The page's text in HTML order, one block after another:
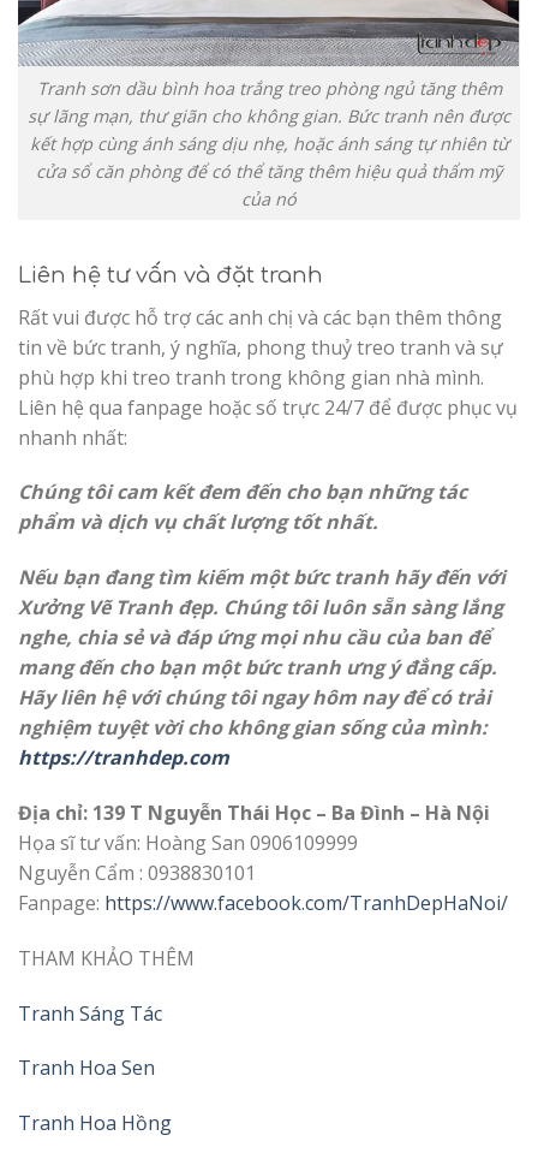
Tranh sơn dầu bình hoa trắng treo phòng ngủ tăng thêm
sự lãng mạn, thư giãn cho không gian. Bức tranh nên được
kết hợp cùng ánh sáng dịu nhẹ, hoặc ánh sáng tự nhiên từ
cửa sổ căn phòng để có thể tăng thêm hiệu quả thẩm mỹ
của nó
Liên hệ tư vấn và đặt tranh
Rất vui được hỗ trợ các anh chị và các bạn thêm thông
tin về bức tranh, ý nghĩa, phong thuỷ treo tranh và sự
phù hợp khi treo tranh trong không gian nhà mình.
Liên hệ qua fanpage hoặc số trực 24/7 để được phục vụ
nhanh nhất:
Chúng tôi cam kết đem đến cho bạn những tác
phẩm và dịch vụ chất lượng tốt nhất.
Nếu bạn đang tìm kiếm một bức tranh hãy đến với
Xưởng Vẽ Tranh đẹp. Chúng tôi luôn sẵn sàng lắng
nghe, chia sẻ và đáp ứng mọi nhu cầu của ban để
mang đến cho bạn một bức tranh ưng ý đẳng cấp.
Hãy liên hệ với chúng tôi ngay hôm nay để có trải
nghiệm tuyệt vời cho không gian sống của mình:
https://tranhdep.com
Địa chỉ: 139 T Nguyễn Thái Học – Ba Đình – Hà Nội
Họa sĩ tư vấn: Hoàng San 0906109999
Nguyễn Cẩm : 0938830101
Fanpage: https://www.facebook.com/TranhDepHaNoi/
THAM KHẢO THÊM
Tranh Sáng Tác
Tranh Hoa Sen
Tranh Hoa Hồng